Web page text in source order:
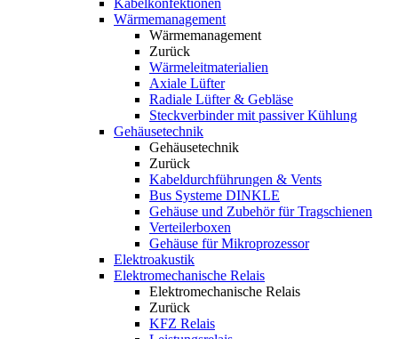
Kabelkonfektionen
Wärmemanagement
Wärmemanagement
Zurück
Wärmeleitmaterialien
Axiale Lüfter
Radiale Lüfter & Gebläse
Steckverbinder mit passiver Kühlung
Gehäusetechnik
Gehäusetechnik
Zurück
Kabeldurchführungen & Vents
Bus Systeme DINKLE
Gehäuse und Zubehör für Tragschienen
Verteilerboxen
Gehäuse für Mikroprozessor
Elektroakustik
Elektromechanische Relais
Elektromechanische Relais
Zurück
KFZ Relais